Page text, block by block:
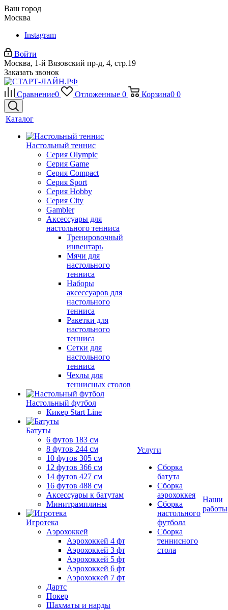
Ваш город
Москва
Instagram
Войти
Москва, 1-й Вязовский пр-д, 4, стр.19
Заказать звонок
Сравнение0 Отложенные 0 Корзина0 0
Каталог
Настольный теннис
Серия Olympic
Серия Game
Серия Compact
Серия Sport
Серия Hobby
Серия City
Gambler
Аксессуары для
настольного тенниса
Тренировочный
инвентарь
Мячи для
настольного
тенниса
Наборы
аксессуаров для
настольного
тенниса
Ракетки для
настольного
тенниса
Сетки для
настольного
тенниса
Чехлы для
теннисных столов
Настольный футбол
Кикер Start Line
Батуты
6 футов 183 см
8 футов 244 см
10 футов 305 см
12 футов 366 см
14 футов 427 см
16 футов 488 см
Аксессуары к батутам
Минитрамплины
Игротека
Аэрохоккей
Аэрохоккей 4 фт
Аэрохоккей 3 фт
Аэрохоккей 5 фт
Аэрохоккей 6 фт
Аэрохоккей 7 фт
Дартс
Покер
Шахматы и нарды
Услуги
Сборка
батута
Сборка
аэрохоккея
Сборка
настольного
футбола
Сборка
теннисного
стола
Наши
работы